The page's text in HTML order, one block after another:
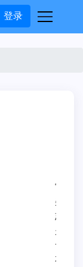
登录
富
杂
志
是
一
本